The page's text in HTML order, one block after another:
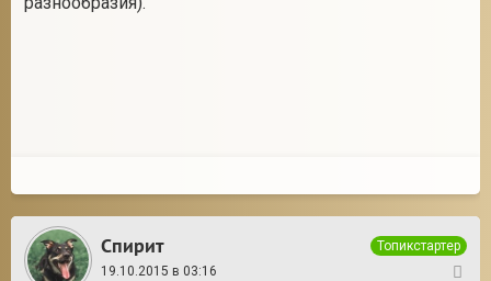
Спирит
Топикстартер
19.10.2015 в 03:16